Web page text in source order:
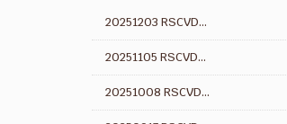
20251203 RSCVD...
20251105 RSCVD...
20251008 RSCVD...